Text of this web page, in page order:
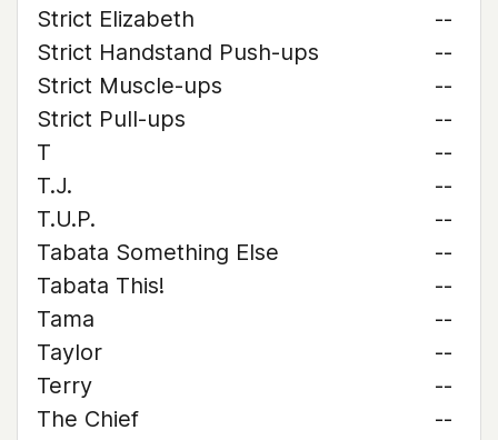
Strict Elizabeth
--
Strict Handstand Push-ups
--
Strict Muscle-ups
--
Strict Pull-ups
--
T
--
T.J.
--
T.U.P.
--
Tabata Something Else
--
Tabata This!
--
Tama
--
Taylor
--
Terry
--
The Chief
--